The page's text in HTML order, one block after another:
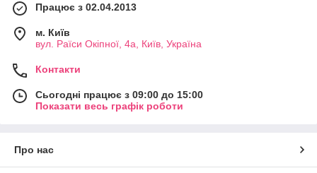
Працює з 02.04.2013
м. Київ
вул. Раїси Окіпної, 4а, Київ, Україна
Контакти
Сьогодні працює з 09:00 до 15:00
Показати весь графік роботи
Про нас